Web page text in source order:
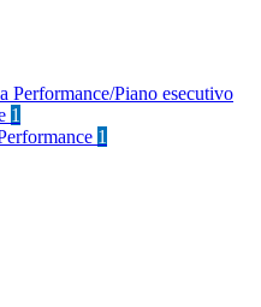
Performance/Piano esecutivo
1
1